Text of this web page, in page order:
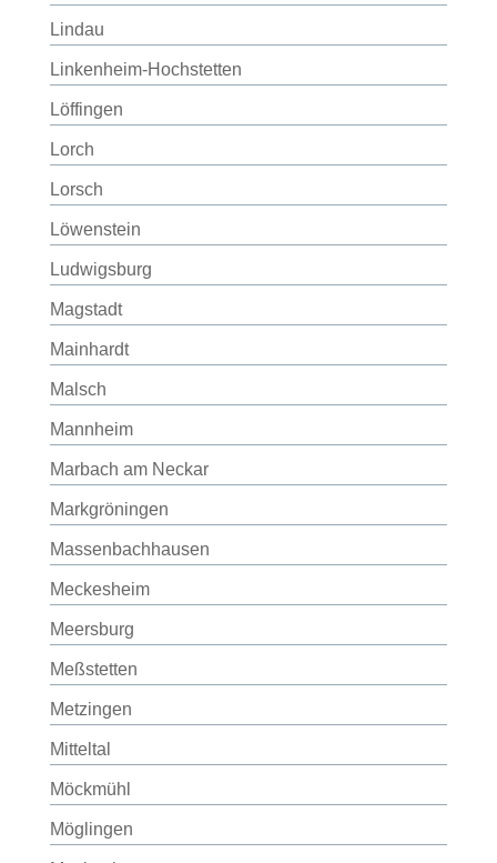
Lindau
Linkenheim-Hochstetten
Löffingen
Lorch
Lorsch
Löwenstein
Ludwigsburg
Magstadt
Mainhardt
Malsch
Mannheim
Marbach am Neckar
Markgröningen
Massenbachhausen
Meckesheim
Meersburg
Meßstetten
Metzingen
Mitteltal
Möckmühl
Möglingen